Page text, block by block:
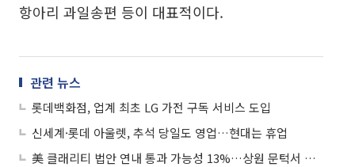
항아리 과일송편 등이 대표적이다.
관련 뉴스
롯데백화점, 업계 최초 LG 가전 구독 서비스 도입
신세계·롯데 아울렛, 추석 당일도 영업…현대는 휴업
美 클래리티 법안 연내 통과 가능성 13%…상원 문턱서 제동